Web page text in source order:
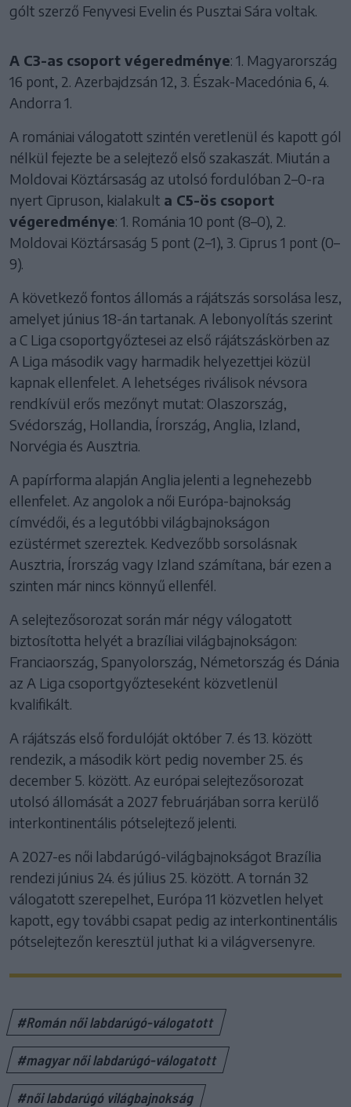
gólt szerző Fenyvesi Evelin és Pusztai Sára voltak.
A C3-as csoport végeredménye: 1. Magyarország
16 pont, 2. Azerbajdzsán 12, 3. Észak-Macedónia 6, 4.
Andorra 1.
A romániai válogatott szintén veretlenül és kapott gól
nélkül fejezte be a selejtező első szakaszát. Miután a
Moldovai Köztársaság az utolsó fordulóban 2–0-ra
nyert Cipruson, kialakult a C5-ös csoport
végeredménye: 1. Románia 10 pont (8–0), 2.
Moldovai Köztársaság 5 pont (2–1), 3. Ciprus 1 pont (0–
9).
A következő fontos állomás a rájátszás sorsolása lesz,
amelyet június 18-án tartanak. A lebonyolítás szerint
a C Liga csoportgyőztesei az első rájátszáskörben az
A Liga második vagy harmadik helyezettjei közül
kapnak ellenfelet. A lehetséges riválisok névsora
rendkívül erős mezőnyt mutat: Olaszország,
Svédország, Hollandia, Írország, Anglia, Izland,
Norvégia és Ausztria.
A papírforma alapján Anglia jelenti a legnehezebb
ellenfelet. Az angolok a női Európa-bajnokság
címvédői, és a legutóbbi világbajnokságon
ezüstérmet szereztek. Kedvezőbb sorsolásnak
Ausztria, Írország vagy Izland számítana, bár ezen a
szinten már nincs könnyű ellenfél.
A selejtezősorozat során már négy válogatott
biztosította helyét a brazíliai világbajnokságon:
Franciaország, Spanyolország, Németország és Dánia
az A Liga csoportgyőzteseként közvetlenül
kvalifikált.
A rájátszás első fordulóját október 7. és 13. között
rendezik, a második kört pedig november 25. és
december 5. között. Az európai selejtezősorozat
utolsó állomását a 2027 februárjában sorra kerülő
interkontinentális pótselejtező jelenti.
A 2027-es női labdarúgó-világbajnokságot Brazília
rendezi június 24. és július 25. között. A tornán 32
válogatott szerepelhet, Európa 11 közvetlen helyet
kapott, egy további csapat pedig az interkontinentális
pótselejtezőn keresztül juthat ki a világversenyre.
#Román női labdarúgó-válogatott
#magyar női labdarúgó-válogatott
#női labdarúgó világbajnokság